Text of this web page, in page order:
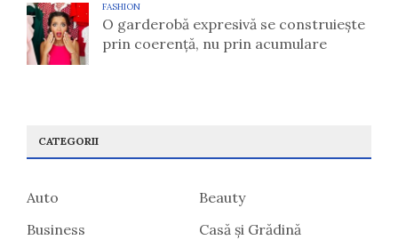
FASHION
O garderobă expresivă se construiește
prin coerență, nu prin acumulare
CATEGORII
Auto
Beauty
Business
Casă și Grădină